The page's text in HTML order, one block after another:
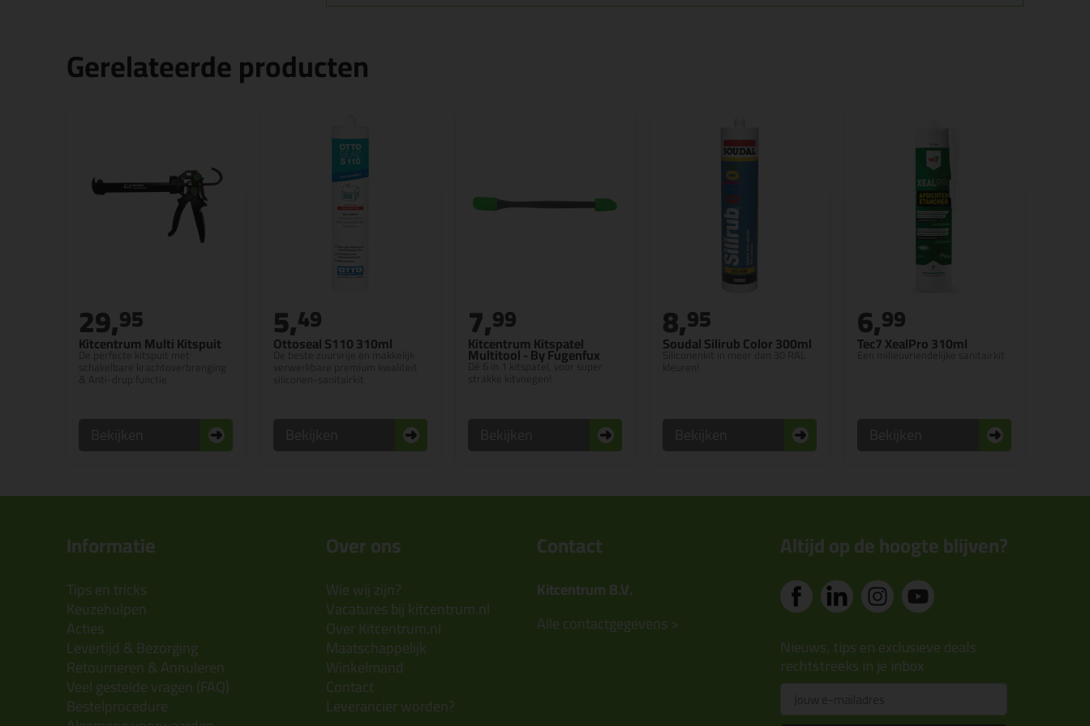
Gerelateerde producten
Kitcentrum Multi Kitspuit
De perfecte kitspuit met
29,95
Ottoseal S110 310ml
De beste zuurvrije en makkelijk
5,49
Kitcentrum Kitspatel
Multitool - By Fugenfux
Dé 6 in 1 kitspatel, voor super
7,99
Soudal Silirub Color 300ml
Siliconenkit in meer dan 30 RAL
8,95
Tec7 XealPro 310ml
Een milieuvriendelijke sanitairkit
6,99
Informatie
Tips en tricks
Keuzehulpen
Acties
Levertijd & Bezorging
Retourneren & Annuleren
Veel gestelde vragen (FAQ)
Bestelprocedure
Over ons
Wie wij zijn?
Vacatures bij kitcentrum.nl
Over Kitcentrum.nl
Maatschappelijk
Winkelmand
Contact
Leverancier worden?
Contact
Kitcentrum B.V.
Alle contactgegevens >
Altijd op de hoogte blijven?
Nieuws, tips en exclusieve deals
rechtstreeks in je inbox